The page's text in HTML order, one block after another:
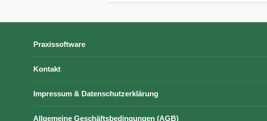
Praxissoftware
Kontakt
Impressum & Datenschutzerklärung
Allgemeine Geschäftsbedingungen (AGB)